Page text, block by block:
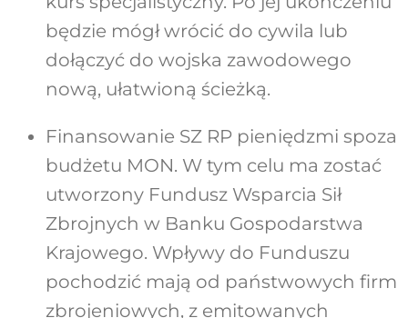
będzie mógł wrócić do cywila lub
dołączyć do wojska zawodowego
nową, ułatwioną ścieżką.
Finansowanie SZ RP pieniędzmi spoza
budżetu MON. W tym celu ma zostać
utworzony Fundusz Wsparcia Sił
Zbrojnych w Banku Gospodarstwa
Krajowego. Wpływy do Funduszu
pochodzić mają od państwowych firm
zbrojeniowych, z emitowanych